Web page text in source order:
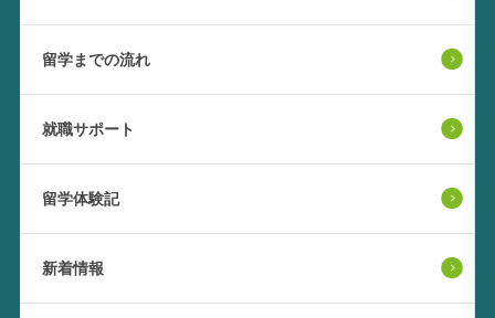
留学までの流れ
就職サポート
留学体験記
新着情報